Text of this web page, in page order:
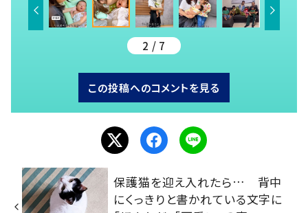
2 / 7
この投稿へのコメントを見る
保護猫を迎え入れたら… 背中
にくっきりと書かれている文字に